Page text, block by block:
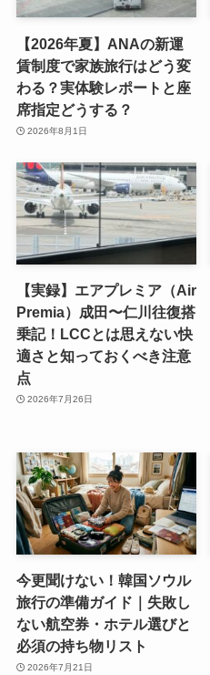
【2026年夏】ANAの新運
賃制度で家族旅行はどう変
わる？実体験レポートと座
席指定どうする？
2026年8月1日
【実録】エアプレミア（Air
Premia）成田〜仁川往復搭
乗記！LCCとは思えない快
適さと知っておくべき注意
点
2026年7月26日
今更聞けない！韓国ソウル
旅行の準備ガイド｜失敗し
ない航空券・ホテル選びと
必須の持ち物リスト
2026年7月21日